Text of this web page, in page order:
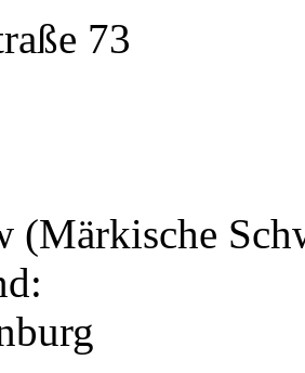
73
(Märkische